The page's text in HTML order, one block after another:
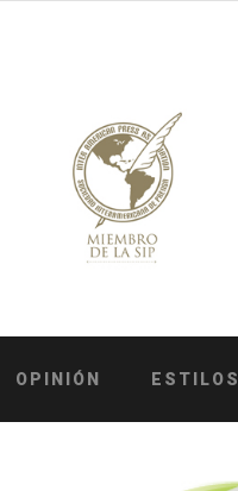
OPINIÓN ESTILOS